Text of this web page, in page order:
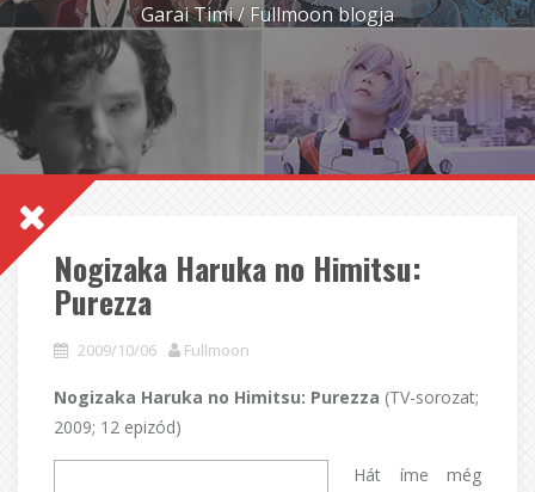
Garai Timi / Fullmoon blogja
Nogizaka Haruka no Himitsu:
Purezza
2009/10/06 Fullmoon
Nogizaka Haruka no Himitsu: Purezza (TV-sorozat;
2009; 12 epizód)
Hát íme még